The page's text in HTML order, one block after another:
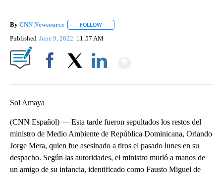
By CNN Newsource FOLLOW
Published June 9, 2022 11:57 AM
Sol Amaya
(CNN Español) — Esta tarde fueron sepultados los restos del
ministro de Medio Ambiente de República Dominicana, Orlando
Jorge Mera, quien fue asesinado a tiros el pasado lunes en su
despacho. Según las autoridades, el ministro murió a manos de
un amigo de su infancia, identificado como Fausto Miguel de